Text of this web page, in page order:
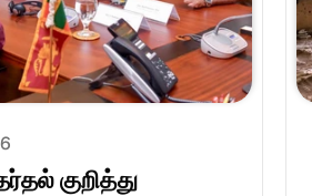
குறித்து